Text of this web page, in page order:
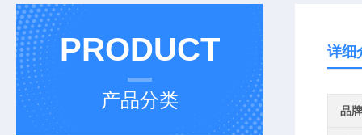
PRODUCT
产品分类
详细
品牌